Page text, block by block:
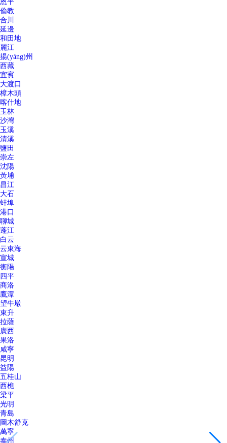
恩平
倫教
合川
延邊
和田地
麗江
揚(yáng)州
西藏
宜賓
大渡口
樟木頭
喀什地
玉林
沙灣
玉溪
清溪
鹽田
崇左
沈陽
黃埔
昌江
大石
蚌埠
港口
聊城
蓬江
白云
云東海
宣城
衡陽
四平
商洛
鷹潭
望牛墩
東升
拉薩
廣西
果洛
咸寧
昆明
益陽
五桂山
西樵
梁平
光明
青島
圖木舒克
萬寧
泰州